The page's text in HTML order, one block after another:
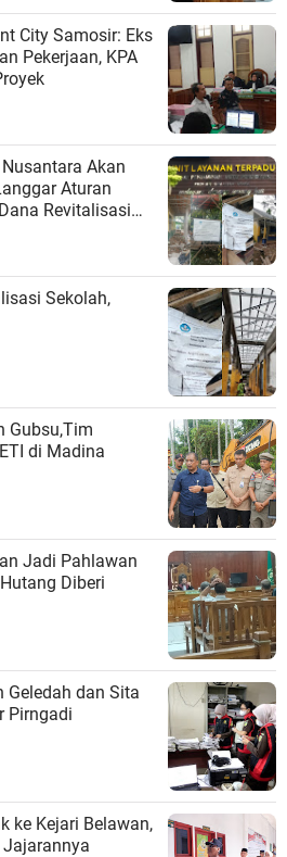
City Samosir: Eks
Pekerjaan, KPA
Akan
Aturan
Sekolah,
Gubsu,Tim
PETI di Madina
Jadi Pahlawan
Diberi
Geledah dan Sita
Pirngadi
ke Kejari Belawan,